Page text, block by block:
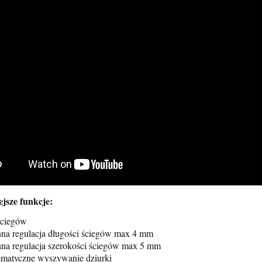
Brother M340ED +
2 349,00 zł
3 210,00 zł
cena:3 210,00 zł
DBxK5 SES z kulką różne
funkcje:
regulacja długości ściegów max 4 mm
regulacja szerokości ściegów max 5 mm
wyszywanie dziurki